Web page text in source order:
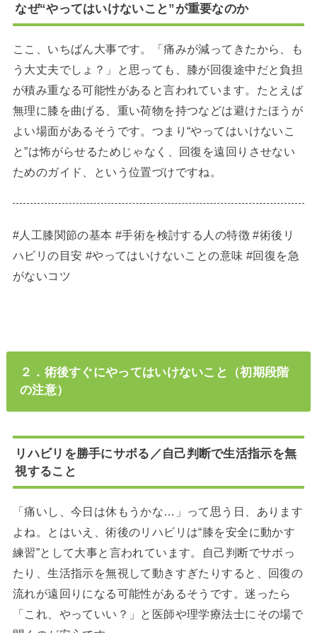
なぜ“やってはいけないこと”が重要なのか
ここ、いちばん大事です。「痛みが減ってきたから、も
う大丈夫でしょ？」と思っても、膝が回復途中だと負担
が積み重なる可能性があると言われています。たとえば
無理に膝を曲げる、重い荷物を持つなどは避けたほうが
よい場面があるそうです。つまり“やってはいけないこ
と”は怖がらせるためじゃなく、回復を遠回りさせない
ためのガイド、という位置づけですね。
#人工膝関節の基本 #手術を検討する人の特徴 #術後リ
ハビリの目安 #やってはいけないことの意味 #回復を急
がないコツ
２．術後すぐにやってはいけないこと（初期段階
の注意）
リハビリを勝手にサボる／自己判断で生活指示を無
視すること
「痛いし、今日は休もうかな…」って思う日、あります
よね。とはいえ、術後のリハビリは“膝を安全に動かす
練習”として大事と言われています。自己判断でサボっ
たり、生活指示を無視して動きすぎたりすると、回復の
流れが遠回りになる可能性があるそうです。迷ったら
「これ、やっていい？」と医師や理学療法士にその場で